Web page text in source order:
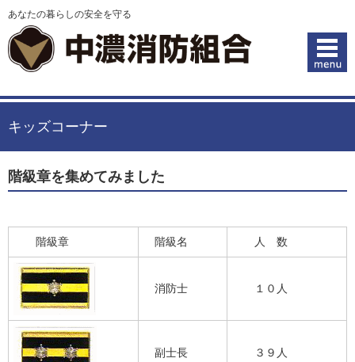
あなたの暮らしの安全を守る
キッズコーナー
階級章を集めてみました
階級章 階級名 人 数
消防士 １０人
副士長 ３９人